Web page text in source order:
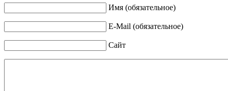
Имя (обязательное)
E-Mail (обязательное)
Сайт